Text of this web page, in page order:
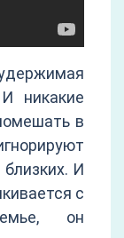
никакие
в
И
с
он